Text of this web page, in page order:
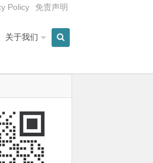
Policy 免责声明
关于我们